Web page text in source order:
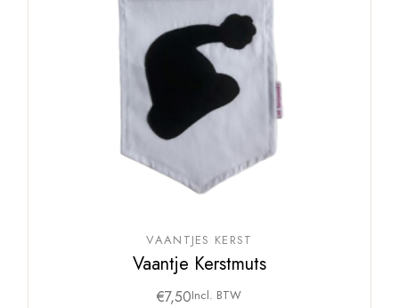
VAANTJES KERST
Vaantje Kerstmuts
€7,50Incl. BTW